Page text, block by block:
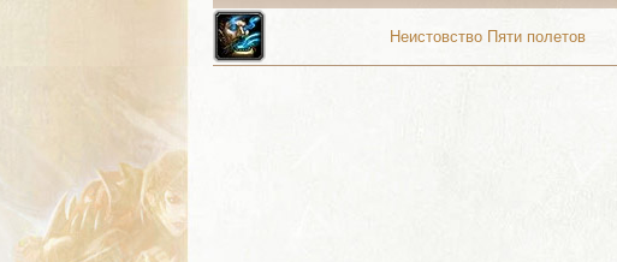
Неистовство Пяти полетов